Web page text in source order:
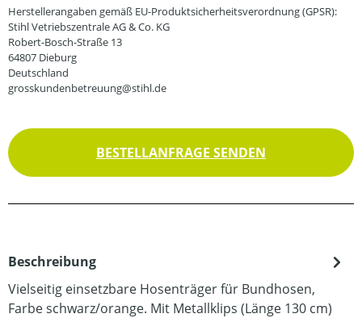
Herstellerangaben gemäß EU-Produktsicherheitsverordnung (GPSR):
Stihl Vetriebszentrale AG & Co. KG
Robert-Bosch-Straße 13
64807 Dieburg
Deutschland
grosskundenbetreuung@stihl.de
BESTELLANFRAGE SENDEN
Beschreibung
Vielseitig einsetzbare Hosenträger für Bundhosen,
Farbe schwarz/orange. Mit Metallklips (Länge 130 cm)